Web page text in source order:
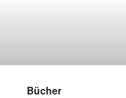
Bücher